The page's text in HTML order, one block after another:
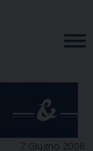
7 Giugno 2006